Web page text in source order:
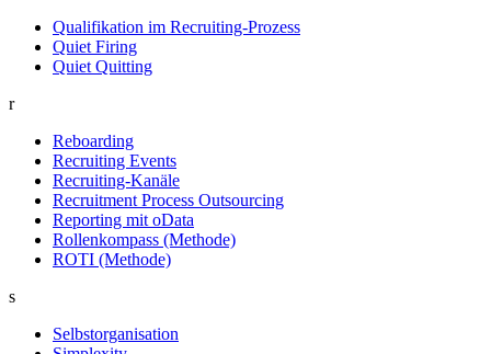
Qualifikation im Recruiting-Prozess
Quiet Firing
Quiet Quitting
r
Reboarding
Recruiting Events
Recruiting-Kanäle
Recruitment Process Outsourcing
Reporting mit oData
Rollenkompass (Methode)
ROTI (Methode)
s
Selbstorganisation